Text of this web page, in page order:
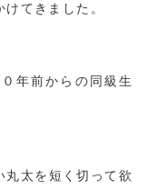
てきました。
年前からの同級生
丸太を短く切って欲